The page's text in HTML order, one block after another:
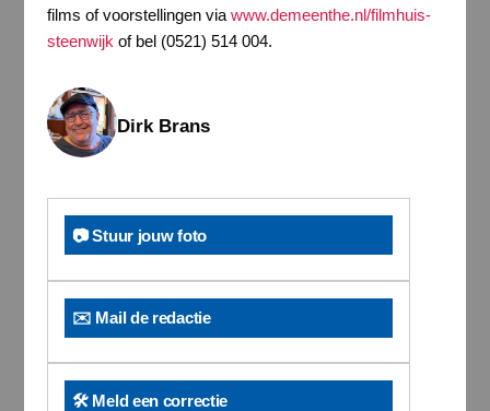
films of voorstellingen viawww.demeenthe.nl/filmhuis-
steenwijkof bel (0521) 514 004.
Dirk Brans
📷 Stuur jouw foto
✉️ Mail de redactie
🛠️ Meld een correctie